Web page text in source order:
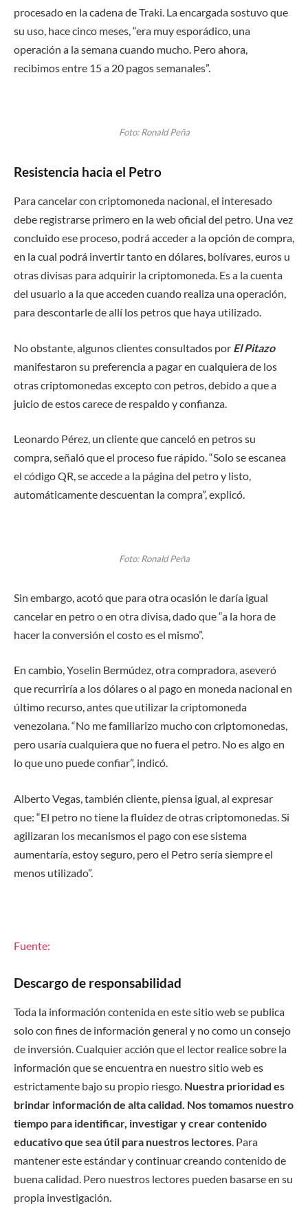
procesado en la cadena de Traki. La encargada sostuvo que
su uso, hace cinco meses, “era muy esporádico, una
operación a la semana cuando mucho. Pero ahora,
recibimos entre 15 a 20 pagos semanales”.
Foto: Ronald Peña
Resistencia hacia el Petro
Para cancelar con criptomoneda nacional, el interesado
debe registrarse primero en la web oficial del petro. Una vez
concluido ese proceso, podrá acceder a la opción de compra,
en la cual podrá invertir tanto en dólares, bolívares, euros u
otras divisas para adquirir la criptomoneda. Es a la cuenta
del usuario a la que acceden cuando realiza una operación,
para descontarle de allí los petros que haya utilizado.
No obstante, algunos clientes consultados por El Pitazo
manifestaron su preferencia a pagar en cualquiera de los
otras criptomonedas excepto con petros, debido a que a
juicio de estos carece de respaldo y confianza.
Leonardo Pérez, un cliente que canceló en petros su
compra, señaló que el proceso fue rápido. “Solo se escanea
el código QR, se accede a la página del petro y listo,
automáticamente descuentan la compra”, explicó.
Foto: Ronald Peña
Sin embargo, acotó que para otra ocasión le daría igual
cancelar en petro o en otra divisa, dado que “a la hora de
hacer la conversión el costo es el mismo”.
En cambio, Yoselin Bermúdez, otra compradora, aseveró
que recurriría a los dólares o al pago en moneda nacional en
último recurso, antes que utilizar la criptomoneda
venezolana. “No me familiarizo mucho con criptomonedas,
pero usaría cualquiera que no fuera el petro. No es algo en
lo que uno puede confiar”, indicó.
Alberto Vegas, también cliente, piensa igual, al expresar
que: “El petro no tiene la fluidez de otras criptomonedas. Si
agilizaran los mecanismos el pago con ese sistema
aumentaría, estoy seguro, pero el Petro sería siempre el
menos utilizado”.
Fuente:
Descargo de responsabilidad
Toda la información contenida en este sitio web se publica
solo con fines de información general y no como un consejo
de inversión. Cualquier acción que el lector realice sobre la
información que se encuentra en nuestro sitio web es
estrictamente bajo su propio riesgo. Nuestra prioridad es
brindar información de alta calidad. Nos tomamos nuestro
tiempo para identificar, investigar y crear contenido
educativo que sea útil para nuestros lectores. Para
mantener este estándar y continuar creando contenido de
buena calidad. Pero nuestros lectores pueden basarse en su
propia investigación.